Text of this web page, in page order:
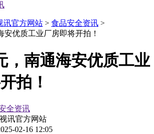
讯官方网站 > 食品安全资讯 >
安优质工业厂房即将开拍！
，南通海安优质工业
拍！
全资讯
讯官方网站
02-16 12:05